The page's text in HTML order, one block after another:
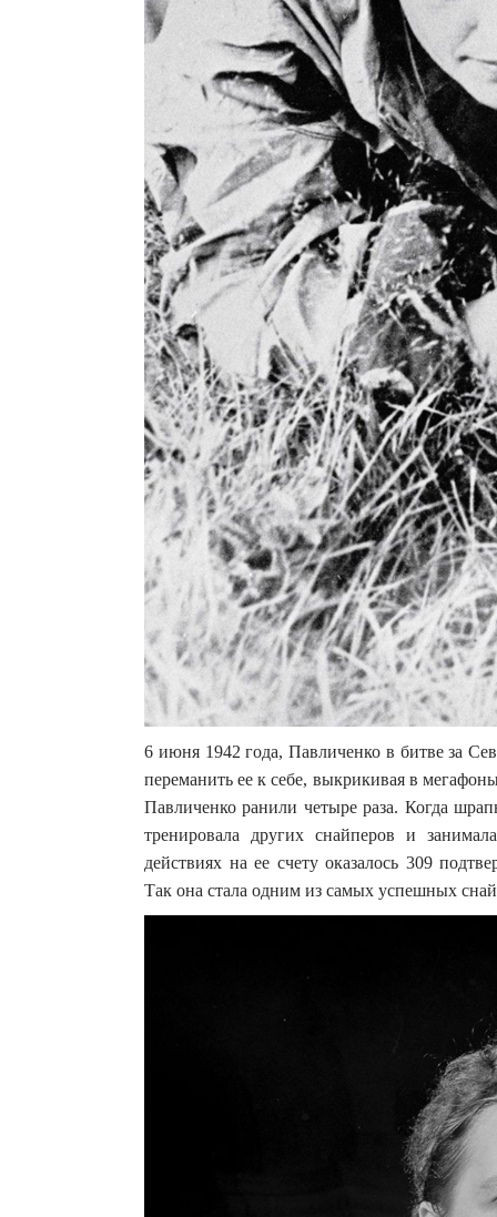
6 июня 1942 года, Павличенко в битве за
переманить ее к себе, выкрикивая в
Павличенко ранили четыре раза. Когда
тренировала других снайперов и
действиях на ее счету оказалось 309
Так она стала одним из самых успешных